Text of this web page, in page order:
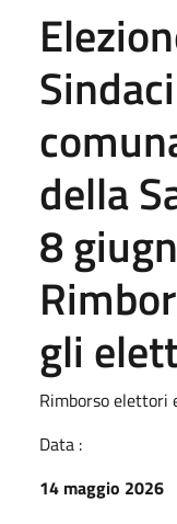
della
8
gli
Rimborso elettori
Data :
14 maggio 2026